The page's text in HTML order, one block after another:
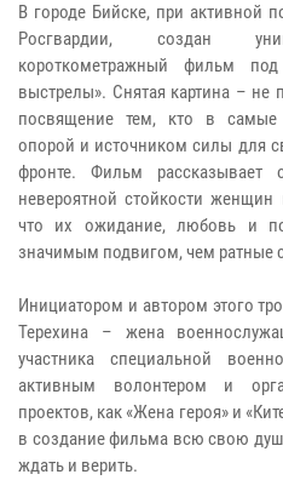
В городе Бийске, при активной
Росгвардии, создан
короткометражный фильм
выстрелы». Снятая картина – не
посвящение тем, кто в самые
опорой и источником силы для
фронте. Фильм
невероятной стойкости
что их ожидание, любовь и
значимым подвигом, чем ратные
Инициатором и автором этого
Терехина – жена
участника специальной
активным волонтером и
проектов, как «Жена героя» и
в создание фильма всю свою
ждать и верить.